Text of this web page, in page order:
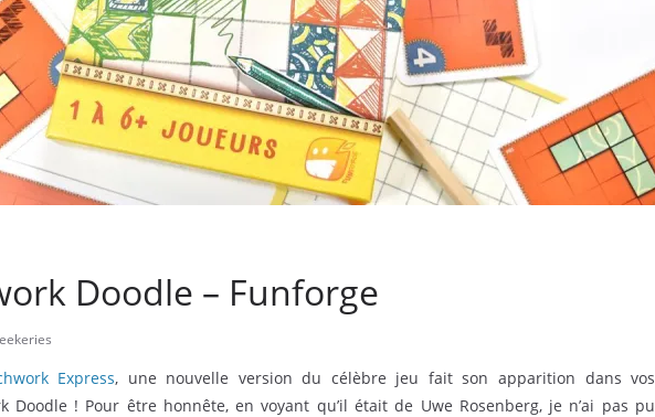
Doodle – Funforge
Express, une nouvelle version du célèbre jeu fait son apparition dans vos
Doodle ! Pour être honnête, en voyant qu’il était de Uwe Rosenberg, je n’ai pas pu